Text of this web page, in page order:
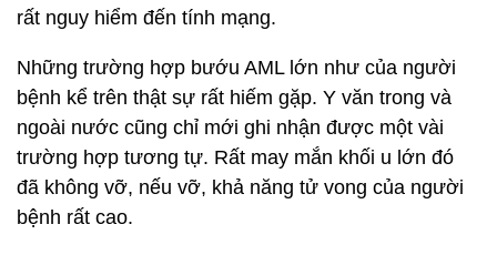
rất nguy hiểm đến tính mạng.
Những trường hợp bướu AML lớn như của người
bệnh kể trên thật sự rất hiếm gặp. Y văn trong và
ngoài nước cũng chỉ mới ghi nhận được một vài
trường hợp tương tự. Rất may mắn khối u lớn đó
đã không vỡ, nếu vỡ, khả năng tử vong của người
bệnh rất cao.